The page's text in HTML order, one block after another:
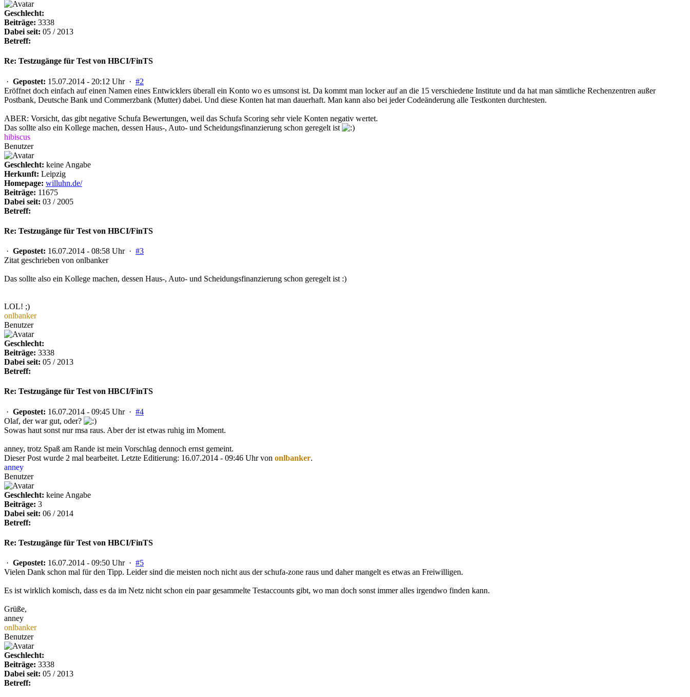
Geschlecht:
Beiträge: 3338
Dabei seit: 05 / 2013
Betreff:
Re: Testzugänge für Test von HBCI/FinTS
· Gepostet: 15.07.2014 - 20:12 Uhr · #2
Eröffnet doch einfach auf einen Namen eines Entwicklers überall ein Konto wo es umsonst ist. Da kommt man locker auf an die 15 verschiedene Institute und da hat man sämtliche Rechenzentren außer
Postbank, Deutsche Bank und Commerzbank (Mutter) dabei. Und diese Konten hat man dauerhaft. Man kann also bei jeder Codeänderung alle Testkonten durchtesten.
ABER: Vorsicht, das gibt negative Schufa Bewertungen, weil das Schufa Scoring sehr viele Konten negativ wertet.
Das sollte also ein Kollege machen, dessen Haus-, Auto- und Scheidungsfinanzierung schon geregelt ist
hibiscus
Benutzer
Geschlecht: keine Angabe
Herkunft: Leipzig
Homepage: willuhn.de/
Beiträge: 11675
Dabei seit: 03 / 2005
Betreff:
Re: Testzugänge für Test von HBCI/FinTS
· Gepostet: 16.07.2014 - 08:58 Uhr · #3
Zitat geschrieben von onlbanker
Das sollte also ein Kollege machen, dessen Haus-, Auto- und Scheidungsfinanzierung schon geregelt ist :)
LOL! ;)
onlbanker
Benutzer
Geschlecht:
Beiträge: 3338
Dabei seit: 05 / 2013
Betreff:
Re: Testzugänge für Test von HBCI/FinTS
· Gepostet: 16.07.2014 - 09:45 Uhr · #4
Olaf, der war gut, oder?
Sowas haut sonst nur msa raus. Aber der ist etwas ruhig im Moment.
anney, trotz Spaß am Rande ist mein Vorschlag dennoch ernst gemeint.
Dieser Post wurde 2 mal bearbeitet. Letzte Editierung: 16.07.2014 - 09:46 Uhr von onlbanker.
anney
Benutzer
Geschlecht: keine Angabe
Beiträge: 3
Dabei seit: 06 / 2014
Betreff:
Re: Testzugänge für Test von HBCI/FinTS
· Gepostet: 16.07.2014 - 09:50 Uhr · #5
Vielen Dank schon mal für den Tipp. Leider sind die meisten noch nicht aus der schufa-zone raus und daher mangelt es etwas an Freiwilligen.
Es ist wirklich komisch, dass es da im Netz nicht schon ein paar gesammelte Testaccounts gibt, wo man doch sonst immer alles irgendwo finden kann.
Grüße,
anney
onlbanker
Benutzer
Geschlecht:
Beiträge: 3338
Dabei seit: 05 / 2013
Betreff: